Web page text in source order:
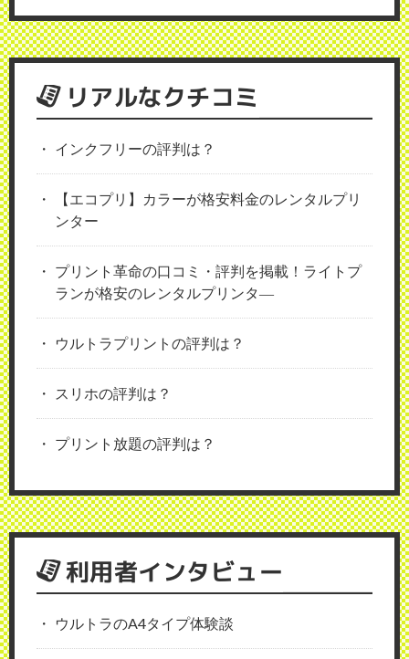
リアルなクチコミ
インクフリーの評判は？
【エコプリ】カラーが格安料金のレンタルプリ
ンター
プリント革命の口コミ・評判を掲載！ライトプ
ランが格安のレンタルプリンタ―
ウルトラプリントの評判は？
スリホの評判は？
プリント放題の評判は？
利用者インタビュー
ウルトラのA4タイプ体験談